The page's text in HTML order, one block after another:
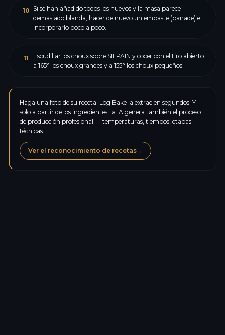
10 Si se han añadido todos los huevos y la masa parece
demasiado blanda, hacer de nuevo un empaste (panade) e
incorporarlo poco a poco.
11
Escudillar los choux sobre SILPAIN y cocer con el tiro abierto
a 165° los choux grandes y a 155° los choux pequeños.
Haga una foto de su receta: LogiBake la extrae en segundos. Y
solo a partir de los ingredientes, la IA genera también el proceso
de producción profesional — temperaturas, tiempos, etapas
técnicas.
Ver el reconocimiento de recetas→